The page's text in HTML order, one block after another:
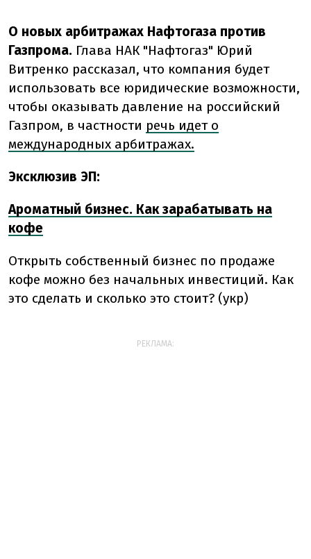
О новых арбитражах Нафтогаза против
Газпрома. Глава НАК "Нафтогаз" Юрий
Витренко рассказал, что компания будет
использовать все юридические возможности,
чтобы оказывать давление на российский
Газпром, в частности речь идет о
международных арбитражах.
Эксклюзив ЭП:
Ароматный бизнес. Как зарабатывать на
кофе
Открыть собственный бизнес по продаже
кофе можно без начальных инвестиций. Как
это сделать и сколько это стоит? (укр)
РЕКЛАМА: